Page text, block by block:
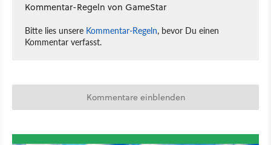
Kommentar-Regeln von GameStar
Bitte lies unsere Kommentar-Regeln, bevor Du einen
Kommentar verfasst.
Kommentare einblenden